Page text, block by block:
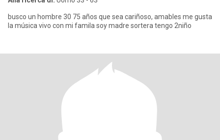
busco un hombre 30 75 años que sea cariñoso, amables me gusta
la música vivo con mi famila soy madre sortera tengo 2niño